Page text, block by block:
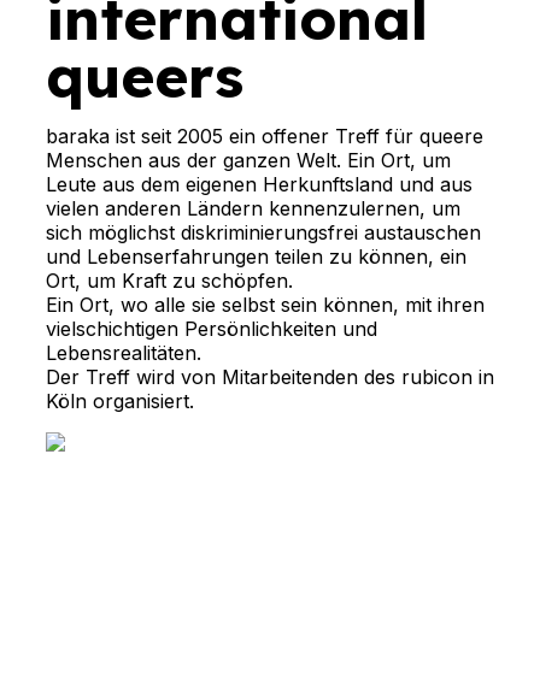
international
queers
baraka ist seit 2005 ein offener Treff für queere
Menschen aus der ganzen Welt. Ein Ort, um
Leute aus dem eigenen Herkunftsland und aus
vielen anderen Ländern kennenzulernen, um
sich möglichst diskriminierungsfrei austauschen
und Lebenserfahrungen teilen zu können, ein
Ort, um Kraft zu schöpfen.
Ein Ort, wo alle sie selbst sein können, mit ihren
vielschichtigen Persönlichkeiten und
Lebensrealitäten.
Der Treff wird von Mitarbeitenden des rubicon in
Köln organisiert.